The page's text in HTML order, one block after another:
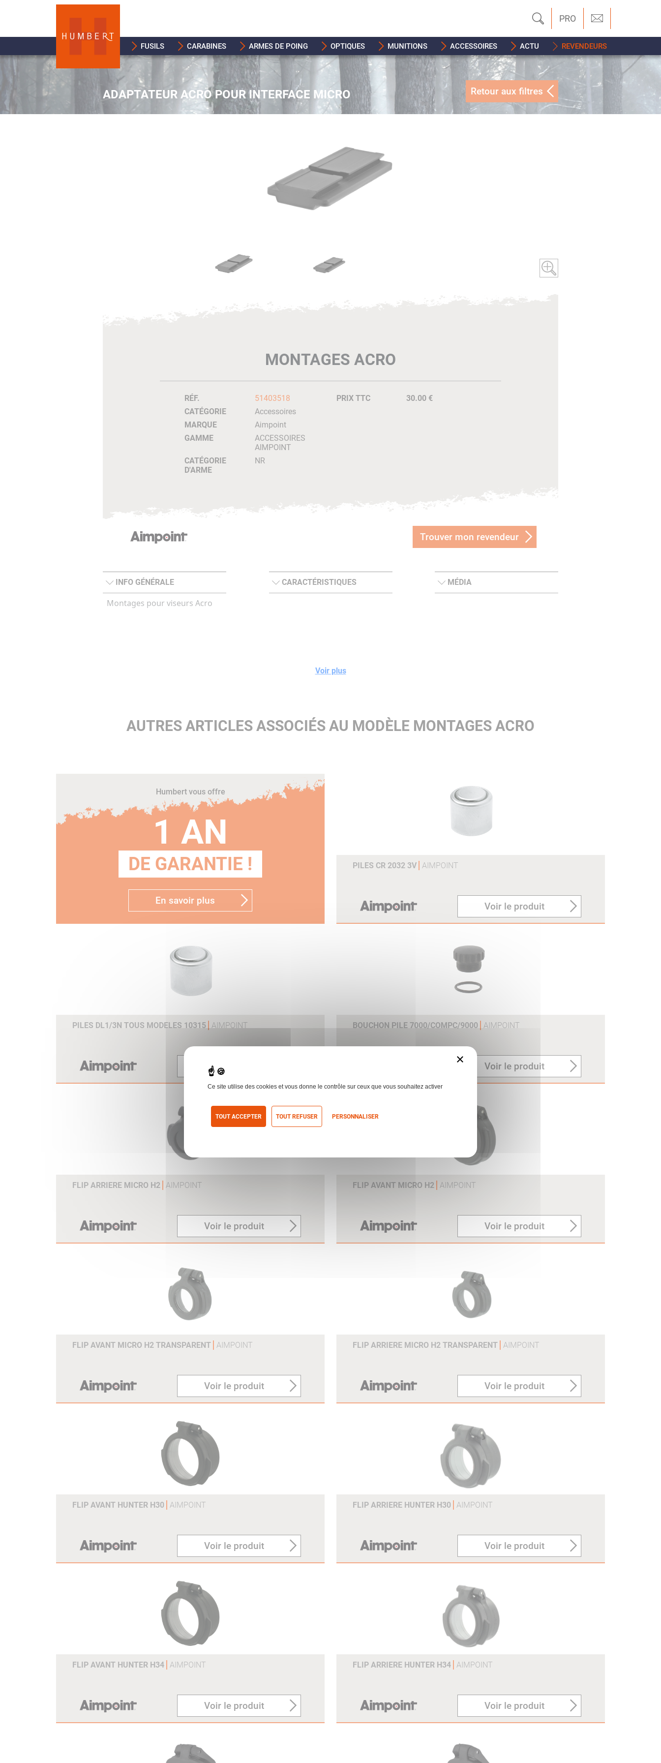
PRO
FUSILS CARABINES ARMES DE POING OPTIQUES MUNITIONS ACCESSOIRES ACTU REVENDEURS
ADAPTATEUR ACRO POUR INTERFACE MICRO Retour aux filtres
MONTAGES ACRO
RÉF.
51403518
CATÉGORIE
Accessoires
MARQUE
Aimpoint
GAMME
ACCESSOIRES
AIMPOINT
CATÉGORIE
D'ARME
NR
PRIX TTC 30.00 €
Trouver mon revendeur
INFO GÉNÉRALE
Montages pour viseurs Acro
CARACTÉRISTIQUES MÉDIA
Voir plus
AUTRES ARTICLES ASSOCIÉS AU MODÈLE MONTAGES ACRO
Humbert vous offre
1 AN
DE GARANTIE !
En savoir plus
PILES CR 2032 3V AIMPOINT
Voir le produit
PILES DL1/3N TOUS MODELES 10315 AIMPOINT
Voir le produit
BOUCHON PILE 7000/COMPC/9000 AIMPOINT
Voir le produit
FLIP ARRIERE MICRO H2 AIMPOINT
Voir le produit
FLIP AVANT MICRO H2 AIMPOINT
Voir le produit
FLIP AVANT MICRO H2 TRANSPARENT AIMPOINT
Voir le produit
FLIP ARRIERE MICRO H2 TRANSPARENT AIMPOINT
Voir le produit
FLIP AVANT HUNTER H30 AIMPOINT
Voir le produit
FLIP ARRIERE HUNTER H30 AIMPOINT
Voir le produit
FLIP AVANT HUNTER H34 AIMPOINT
Voir le produit
FLIP ARRIERE HUNTER H34 AIMPOINT
Voir le produit
×
Ce site utilise des cookies et vous donne le contrôle sur ceux que vous souhaitez activer
TOUT ACCEPTER TOUT REFUSER PERSONNALISER